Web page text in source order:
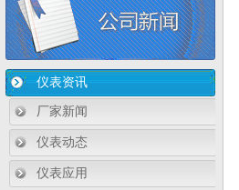
仪表资讯
厂家新闻
仪表动态
仪表应用